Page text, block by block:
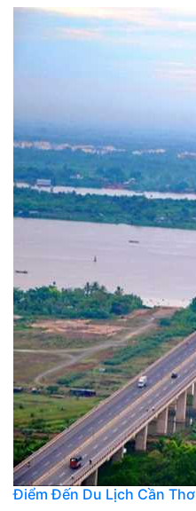
Điểm Đến Du Lịch Cần Thơ